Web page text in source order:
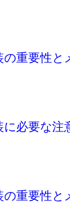
重要性と
必要な注
重要性と